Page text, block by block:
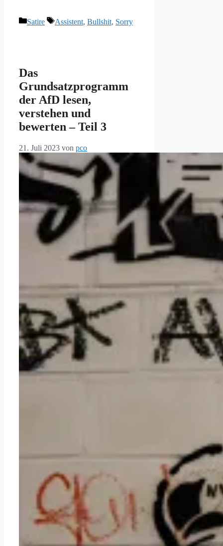
Kategorien
Satire Schlagwörter
Assistent, Bullshit, Sorry
Das
Grundsatzprogramm
der AfD lesen,
verstehen und
bewerten – Teil 3
21. Juli 2023 von pco